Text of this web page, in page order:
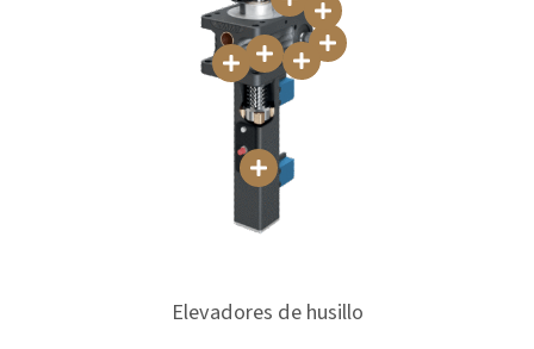
Elevadores de husillo